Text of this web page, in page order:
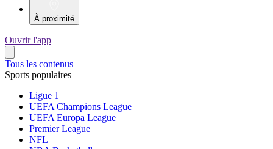
À proximité
Ouvrir l'app
Tous les contenus
Sports populaires
Ligue 1
UEFA Champions League
UEFA Europa League
Premier League
NFL